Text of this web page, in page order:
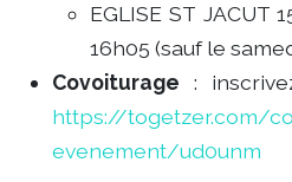
EGLISE ST JACUT
16h05 (sauf le
Covoiturage :
https://togetzer.com/
evenement/ud0unm